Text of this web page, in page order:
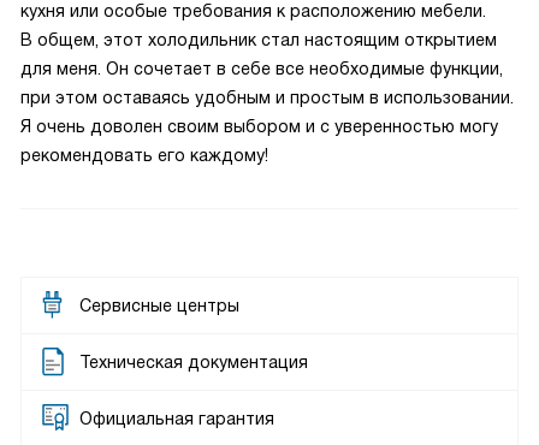
кухня или особые требования к расположению мебели.
В общем, этот холодильник стал настоящим открытием
для меня. Он сочетает в себе все необходимые функции,
при этом оставаясь удобным и простым в использовании.
Я очень доволен своим выбором и с уверенностью могу
рекомендовать его каждому!
Сервисные центры
Техническая документация
Официальная гарантия